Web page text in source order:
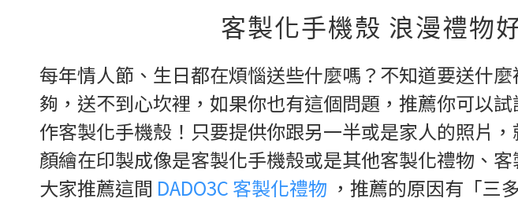
客製化手機殼 浪漫禮物
每年情人節、生日都在煩惱送些什麼嗎？不知道要送什
夠，送不到心坎裡，如果你也有這個問題，推薦你可以
作客製化手機殼！只要提供你跟另一半或是家人的照片
顏繪在印製成像是客製化手機殼或是其他客製化禮物、
大家推薦這間 DADO3C 客製化禮物 ，推薦的原因有「三